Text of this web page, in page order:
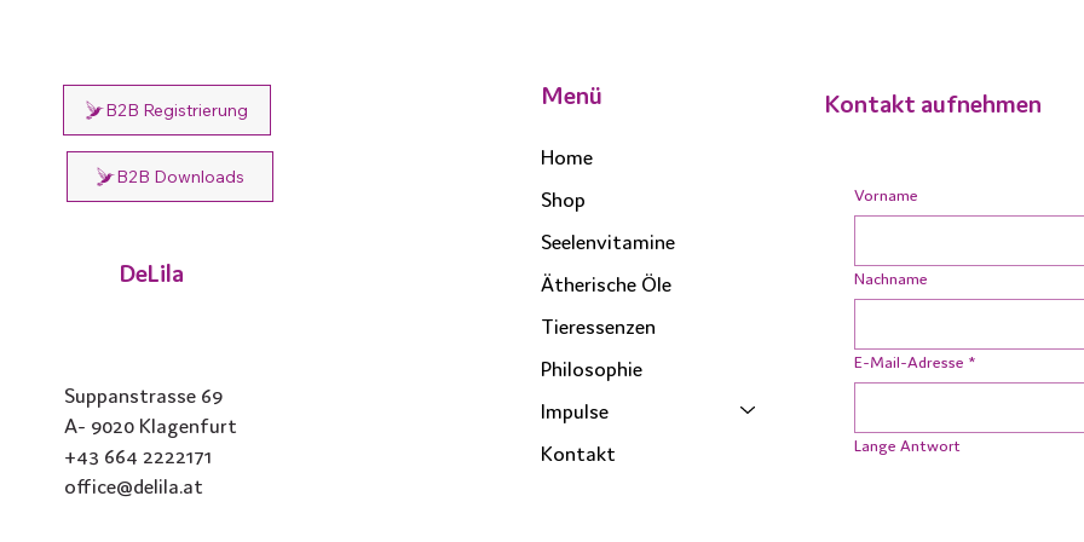
B2B Registrierung
B2B Downloads
DeLila
Suppanstrasse 69
A- 9020 Klagenfurt
+43 664 2222171
office@delila.at
Menü
Home
Shop
Seelenvitamine
Ätherische Öle
Tieressenzen
Philosophie
Impulse
Kontakt
Kontakt aufnehmen
Vorname
Nachname
E-Mail-Adresse *
Lange Antwort